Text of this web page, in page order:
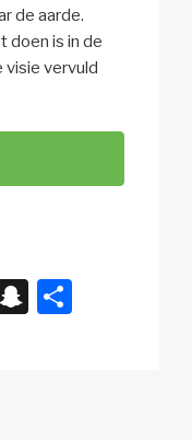
de aarde.
doen is in de
visie vervuld
S